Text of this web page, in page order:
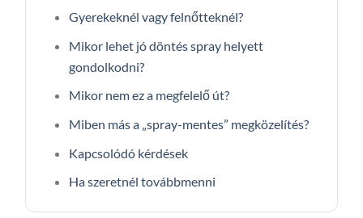
Gyerekeknél vagy felnőtteknél?
Mikor lehet jó döntés spray helyett
gondolkodni?
Mikor nem ez a megfelelő út?
Miben más a „spray-mentes” megközelítés?
Kapcsolódó kérdések
Ha szeretnél továbbmenni